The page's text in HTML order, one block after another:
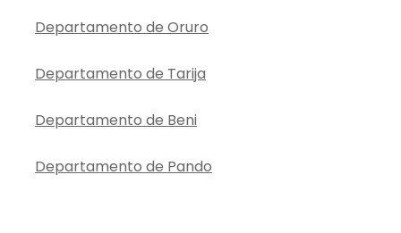
Departamento de Oruro
Departamento de Tarija
Departamento de Beni
Departamento de Pando